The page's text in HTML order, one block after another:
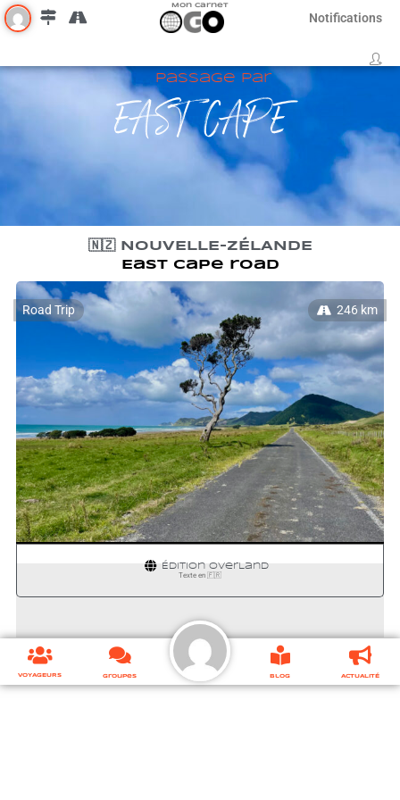
Mon Carnet
Notifications
Passage par
EAST CAPE
🇳🇿 NOUVELLE-ZÉLANDE
East cape road
Road Trip 246 km
Édition OverLand
Texte en 🇫🇷
VOYAGEURS Groupes Blog ACTUALITÉ